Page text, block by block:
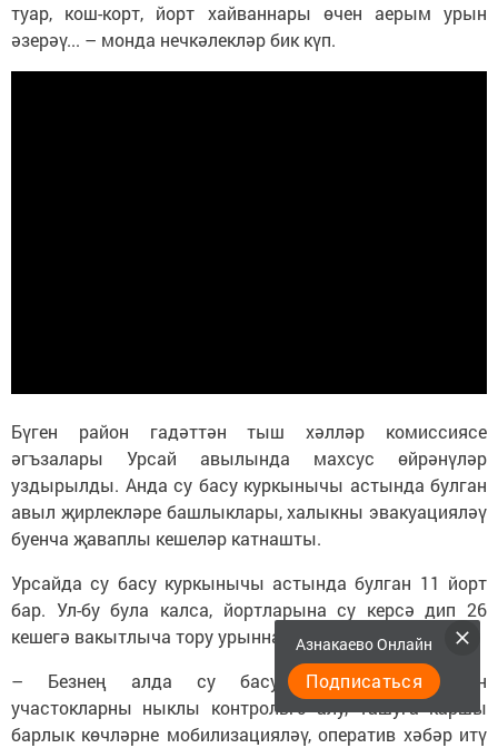
туар, кош-корт, йорт хайваннары өчен аерым урын
әзерәү... – монда нечкәлекләр бик күп.
Бүген район гадәттән тыш хәлләр комиссиясе
әгъзалары Урсай авылында махсус өйрәнүләр
уздырылды. Анда су басу куркынычы астында булган
авыл җирлекләре башлыклары, халыкны эвакуацияләү
буенча җаваплы кешеләр катнашты.
Урсайда су басу куркынычы астында булган 11 йорт
бар. Ул-бу була калса, йортларына су керсә дип 26
кешегә вакытлыча тору урыннары әзерләнгән.
– Безнең алда су басу куркынычы янаган
участокларны ныклы контрольгә алу, ташуга каршы
барлык көчләрне мобилизацияләү, оператив хәбәр итү
Азнакаево Онлайн
Подписаться